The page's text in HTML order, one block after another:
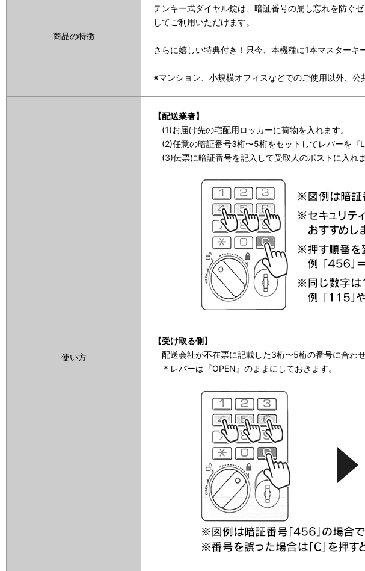
商品の特徴
テンキー式ダイヤル錠は、暗証番号の崩し忘れを防ぐ
してご利用いただけます。
さらに嬉しい特典付き！只今、本機種に1本マスター
※マンション、小規模オフィスなどでのご使用以外、
使い方
【配送業者】
(1)お届け先の宅配用ロッカーに荷物を入れます。
(2)任意の暗証番号3桁〜5桁をセットしてレバーを『
(3)伝票に暗証番号を記入して受取人のポストに入れま
【受け取る側】
配送会社が不在票に記載した3桁〜5桁の番号に合わ
＊レバーは『OPEN』のままにしておきます。